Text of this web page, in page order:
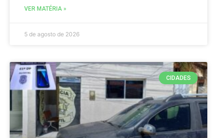
VER MATÉRIA »
5 de agosto de 2026
CIDADES